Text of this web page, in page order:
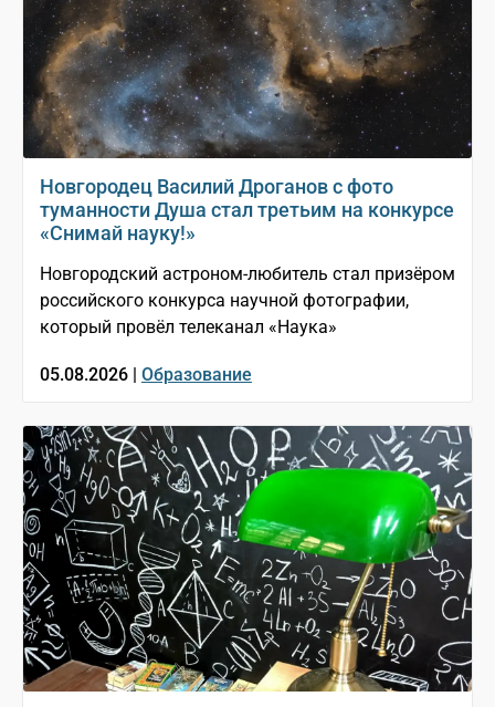
Новгородец Василий Дроганов с фото
туманности Душа стал третьим на конкурсе
«Снимай науку!»
Новгородский астроном-любитель стал призёром
российского конкурса научной фотографии,
который провёл телеканал «Наука»
05.08.2026 | Образование